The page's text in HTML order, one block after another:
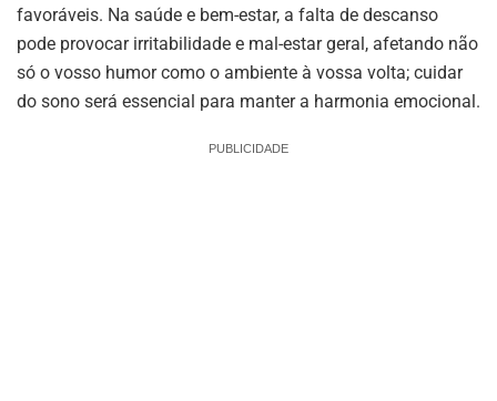
favoráveis. Na saúde e bem-estar, a falta de descanso
pode provocar irritabilidade e mal-estar geral, afetando não
só o vosso humor como o ambiente à vossa volta; cuidar
do sono será essencial para manter a harmonia emocional.
PUBLICIDADE